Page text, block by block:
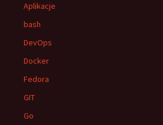
Aplikacje
bash
DevOps
Docker
Fedora
GIT
Go